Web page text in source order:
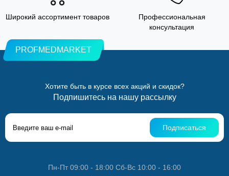
Широкий ассортимент товаров
Профессиональная
консультация
PROFMEDMARKET
Хотите быть в курсе всех акций и скидок?
Подпишитесь на нашу рассылку
Подписаться
Пн-Пт 09:00 - 18:00 Сб-Вс 10:00 - 16:00